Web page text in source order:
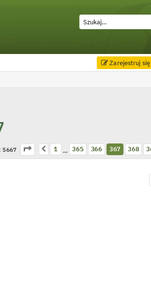
Zarejestruj się
5667 Strona 367 378
Poprzednia
1 … 365 366 367 368